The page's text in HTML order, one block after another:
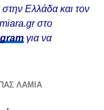
Ελλάδα και τον
στο
για να
ΠΑΣ ΛΑΜΙΑ